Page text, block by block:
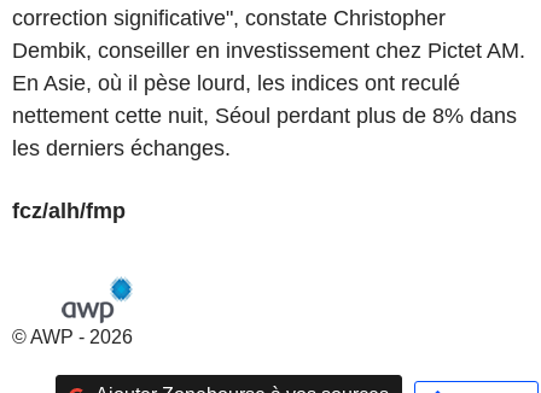
correction significative", constate Christopher
Dembik, conseiller en investissement chez Pictet AM.
En Asie, où il pèse lourd, les indices ont reculé
nettement cette nuit, Séoul perdant plus de 8% dans
les derniers échanges.
fcz/alh/fmp
© AWP - 2026